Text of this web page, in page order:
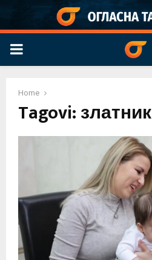
PRIMARY
Home
Tagovi: златник